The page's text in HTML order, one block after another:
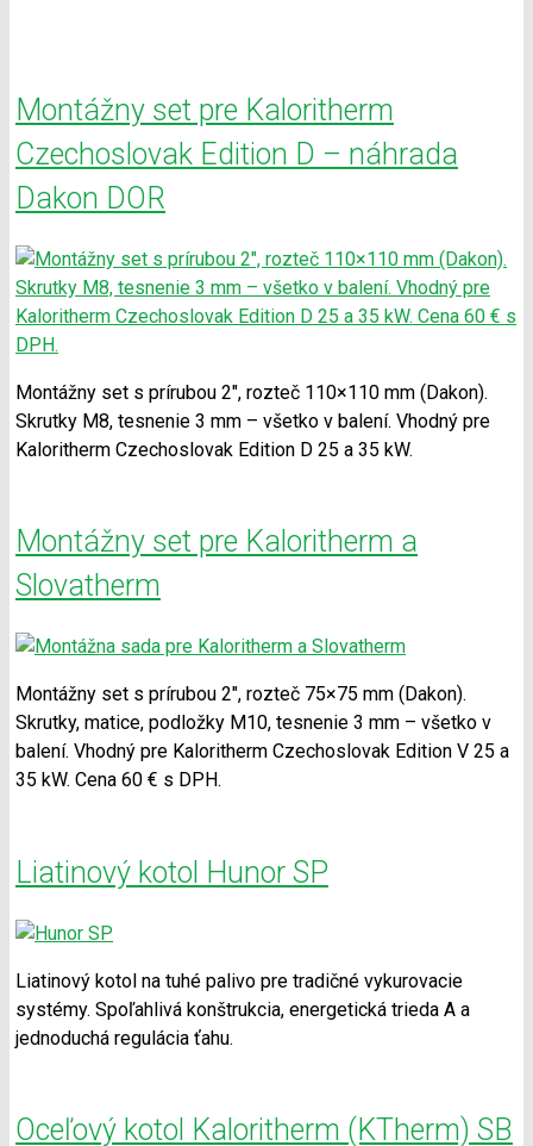
Montážny set pre Kaloritherm
Czechoslovak Edition D – náhrada
Dakon DOR
Montážny set s prírubou 2″, rozteč 110×110 mm (Dakon).
Skrutky M8, tesnenie 3 mm – všetko v balení. Vhodný pre
Kaloritherm Czechoslovak Edition D 25 a 35 kW.
Montážny set pre Kaloritherm a
Slovatherm
Montážny set s prírubou 2″, rozteč 75×75 mm (Dakon).
Skrutky, matice, podložky M10, tesnenie 3 mm – všetko v
balení. Vhodný pre Kaloritherm Czechoslovak Edition V 25 a
35 kW. Cena 60 € s DPH.
Liatinový kotol Hunor SP
Liatinový kotol na tuhé palivo pre tradičné vykurovacie
systémy. Spoľahlivá konštrukcia, energetická trieda A a
jednoduchá regulácia ťahu.
Oceľový kotol Kaloritherm (KTherm) SB